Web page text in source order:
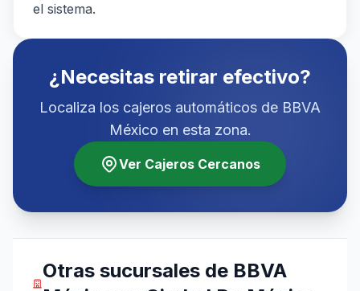
el sistema.
¿Necesitas retirar efectivo?
Localiza los cajeros automáticos de BBVA
México en esta zona.
Ver Cajeros Cercanos
Otras sucursales de BBVA